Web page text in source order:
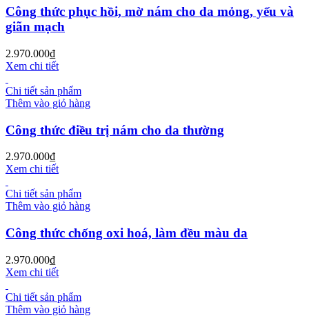
Công thức phục hồi, mờ nám cho da mỏng, yếu và
giãn mạch
2.970.000₫
Xem chi tiết
Chi tiết sản phẩm
Thêm vào giỏ hàng
Công thức điều trị nám cho da thường
2.970.000₫
Xem chi tiết
Chi tiết sản phẩm
Thêm vào giỏ hàng
Công thức chống oxi hoá, làm đều màu da
2.970.000₫
Xem chi tiết
Chi tiết sản phẩm
Thêm vào giỏ hàng